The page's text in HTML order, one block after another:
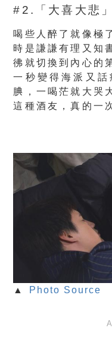
#2.「大喜大悲
喝些人醉了就像極
時是謙謙有理又知
彿就切換到內心的
一秒變得海派又話
腆，一喝茫就大哭
這種酒友，真的一
▲ Photo Source